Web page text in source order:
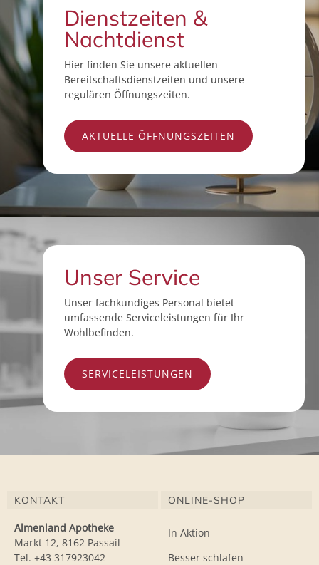
Dienstzeiten &
Nachtdienst
Hier finden Sie unsere aktuellen
Bereitschaftsdienstzeiten und unsere
regulären Öffnungszeiten.
AKTUELLE ÖFFNUNGSZEITEN
Unser Service
Unser fachkundiges Personal bietet
umfassende Serviceleistungen für Ihr
Wohlbefinden.
SERVICELEISTUNGEN
KONTAKT
Almenland Apotheke
Markt 12, 8162 Passail
Tel. +43 317923042
ONLINE-SHOP
In Aktion
Besser schlafen